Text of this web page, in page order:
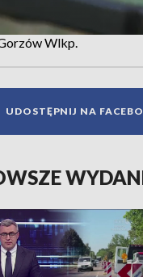
Wlkp.
UDOSTĘPNIJ NA